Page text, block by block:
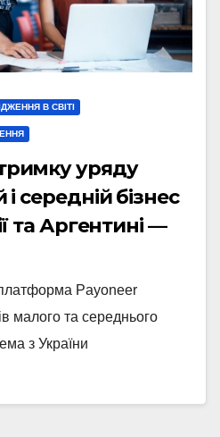
В СВІТІ
уряду
середній бізнес
та Аргентині —
Payoneer
малого та середнього
з України